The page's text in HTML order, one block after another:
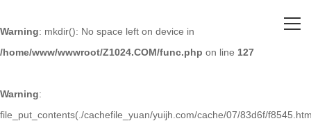
Warning: mkdir(): No space left on device in
/home/www/wwwroot/Z1024.COM/func.php on line 127
Warning:
file_put_contents(./cachefile_yuan/yuijh.com/cache/07/83d6f/
关于91香蕉视频污污
主营产品